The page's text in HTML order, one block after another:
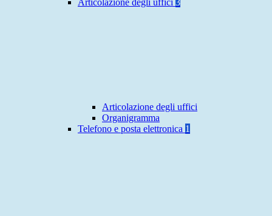
Articolazione degli uffici 3
Articolazione degli uffici
Organigramma
Telefono e posta elettronica 1